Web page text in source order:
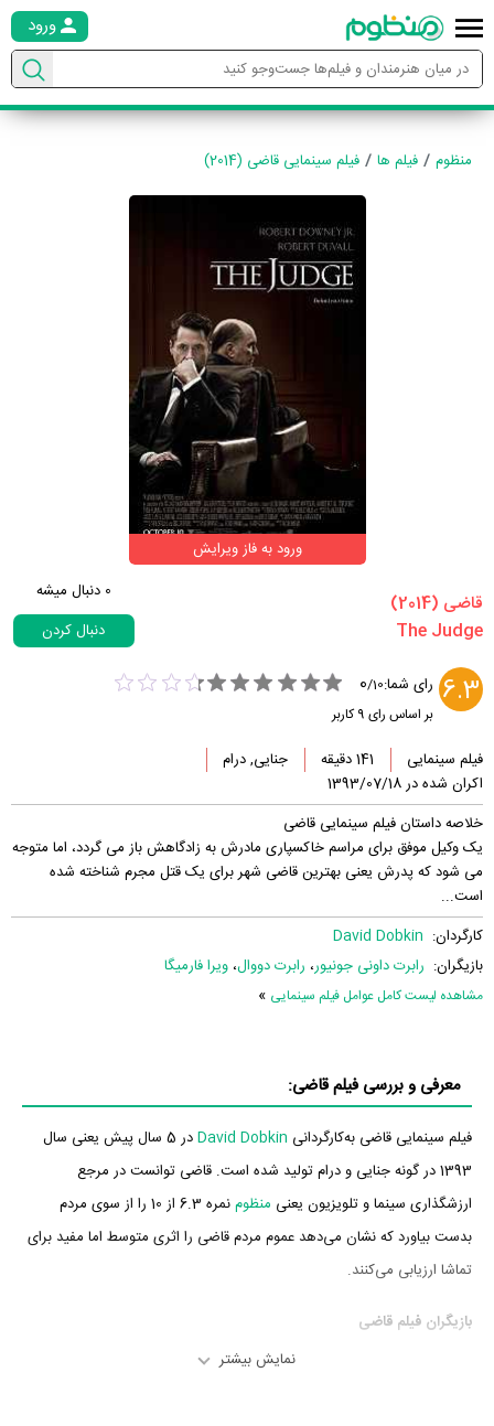
ورود
منظوم فیلم ها فیلم سینمایی قاضی (2014)
ورود به فاز ویرایش
‏قاضی‏ (2014)
0 دنبال میشه
دنبال کردن
6.3 رای شما: 0/10
بر اساس رای 9کاربر
فیلم سینمایی 141 دقیقه
جنایی, درام
اکران شده در 1393/07/18
خلاصه داستان فیلم سینمایی قاضی
یک وکیل موفق برای مراسم خاکسپاری مادرش به زادگاهش باز می گردد، اما متوجه
می شود که پدرش یعنی بهترین قاضی شهر برای یک قتل مجرم شناخته شده
است...
کارگردان: David Dobkin
بازیگران: رابرت داونی جونیور، رابرت دووال، ویرا فارمیگا
مشاهده لیست کامل عوامل فیلم سینمایی »
معرفی و بررسی فیلم قاضی:
فیلم سینمایی قاضی به‌کارگردانی David Dobkin
در 5 سال پیش یعنی سال
1393 در گونه جنایی و درام تولید شده است. قاضی توانست در مرجع
ارزشگذاری سینما و تلویزیون یعنی منظوم
نمره 6.3 از 10 را از سوی مردم
بدست بیاورد که نشان می‌دهد عموم مردم قاضی را اثری متوسط اما مفید برای
تماشا ارزیابی می‌کنند.
بازیگران فیلم قاضی
بازیگران فیلم قاضی چه کسانی هستند؟ در قاضی بازیگرانی چون
نمایش بیشتر